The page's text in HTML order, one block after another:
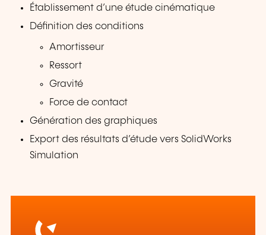
Établissement d’une étude cinématique
Définition des conditions
Amortisseur
Ressort
Gravité
Force de contact
Génération des graphiques
Export des résultats d’étude vers SolidWorks
Simulation